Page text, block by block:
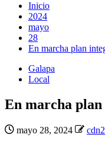
Inicio
2024
mayo
28
En marcha plan
Galapa
Local
En marcha
mayo 28, 2024